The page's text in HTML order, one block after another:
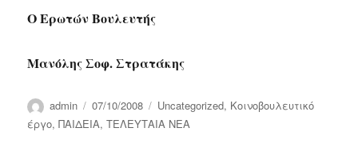
Ο Ερωτών Βουλευτής
Μανόλης Σοφ. Στρατάκης
Author
admin
Posted
on
07/10/2008 Categories
Uncategorized, Κοινοβουλευτικό
έργο,ΠΑΙΔΕΙΑ,ΤΕΛΕΥΤΑΙΑ ΝΕΑ